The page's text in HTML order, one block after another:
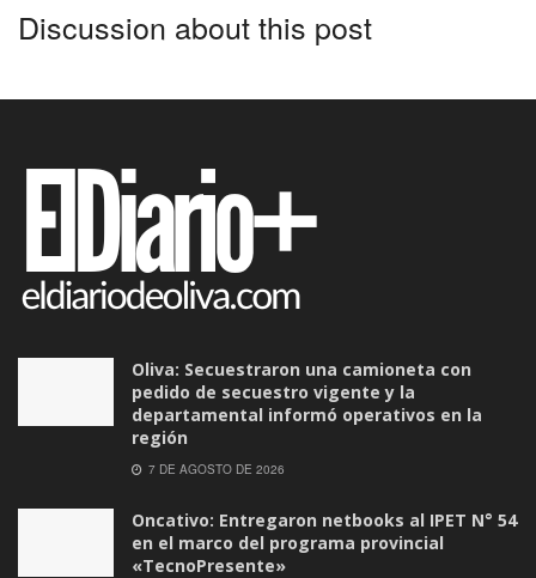
Discussion about this post
Oliva: Secuestraron una camioneta con
pedido de secuestro vigente y la
departamental informó operativos en la
región
7 DE AGOSTO DE 2026
Oncativo: Entregaron netbooks al IPET N° 54
en el marco del programa provincial
«TecnoPresente»